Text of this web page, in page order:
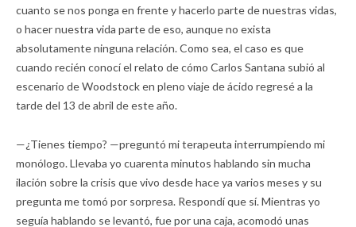
cuanto se nos ponga en frente y hacerlo parte de nuestras vidas,
o hacer nuestra vida parte de eso, aunque no exista
absolutamente ninguna relación. Como sea, el caso es que
cuando recién conocí el relato de cómo Carlos Santana subió al
escenario de Woodstock en pleno viaje de ácido regresé a la
tarde del 13 de abril de este año.
—¿Tienes tiempo? —preguntó mi terapeuta interrumpiendo mi
monólogo. Llevaba yo cuarenta minutos hablando sin mucha
ilación sobre la crisis que vivo desde hace ya varios meses y su
pregunta me tomó por sorpresa. Respondí que sí. Mientras yo
seguía hablando se levantó, fue por una caja, acomodó unas